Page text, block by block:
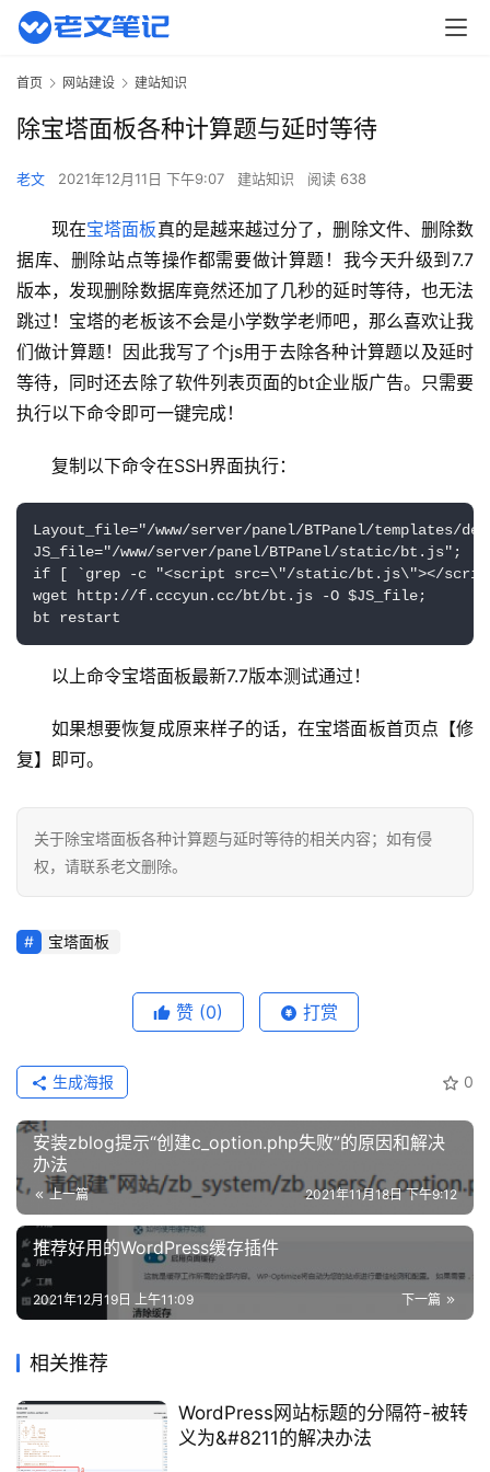
机
相
建
识
络
工
具
源
码
热
游
略
知
识
问
首页 网站建设 建站知识
除宝塔面板各种计算题与延时等待
老文 2021年12月11日 下午9:07 建站知识 阅读 638
现在宝塔面板真的是越来越过分了，删除文件、删除数
据库、删除站点等操作都需要做计算题！我今天升级到7.7
版本，发现删除数据库竟然还加了几秒的延时等待，也无法
跳过！宝塔的老板该不会是小学数学老师吧，那么喜欢让我
们做计算题！因此我写了个js用于去除各种计算题以及延时
等待，同时还去除了软件列表页面的bt企业版广告。只需要
执行以下命令即可一键完成！
复制以下命令在SSH界面执行：
Layout_file="/www/server/panel/BTPanel/templates/
JS_file="/www/server/panel/BTPanel/static/bt.js";
if
[
`grep -c "<script src=\"/static/bt.js\"></
wget http: //f.cccyun.cc/bt/bt.js -O $JS_file;
bt restart
以上命令宝塔面板最新7.7版本测试通过！
如果想要恢复成原来样子的话，在宝塔面板首页点【修
复】即可。
关于除宝塔面板各种计算题与延时等待的相关内容；如有侵
权，请联系老文删除。
宝塔面板
赞 (0) 打赏
0
生成海报
安装zblog提示“创建c_option.php失败”的原因和解决
办法
上一篇 2021年11月18日 下午9:12
推荐好用的WordPress缓存插件
下一篇
2021年12月19日 上午11:09
相关推荐
WordPress网站标题的分隔符-被转
义为&#8211的解决办法